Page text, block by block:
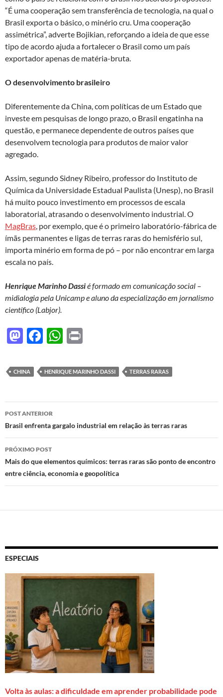
“É uma cooperação sem transferência de tecnologia, na qual o
Brasil exporta o básico, o minério cru. Uma cooperação
assimétrica”, adverte Bojikian, reforçando a ideia de que esse
tipo de acordo ajuda a fortalecer o Brasil como um país
exportador apenas de matéria-bruta.
O desenvolvimento brasileiro
Diferentemente da China, com políticas de um Estado que
investe em pesquisas de longo prazo, o Brasil engatinha na
questão, e permanece dependente de outros países que
desenvolvem tecnologia para produtos de maior valor
agregado.
Assim, segundo Sidney Ribeiro, professor do Instituto de
Química da Universidade Estadual Paulista (Unesp), no Brasil
há muito pouco investimento em processos de escala
laboratorial, atrasando o desenvolvimento industrial. O
MagBras, por exemplo, que é o primeiro laboratório-fábrica de
ímãs permanentes e ligas de terras raras do hemisfério sul,
importa minério em forma de pó – por não encontrar em larga
escala no país.
Henrique Marinho Dassié formado em comunicação social –
midialogia pela Unicamp e aluno da especialização em jornalismo
científico (Labjor).
M
to
d
o
n
F
e
b
o
o
k
W
at
s
A
p
nt
CHINA HENRIQUE MARINHO DASSI TERRAS RARAS
Navegação
de
posts
POST ANTERIOR
Brasil enfrenta gargalo industrial em relação às terras raras
PRÓXIMO POST
Mais do que elementos químicos: terras raras são ponto de encontro
entre ciência, economia e geopolítica
ESPECIAIS
Volta às aulas: a dificuldade em aprender probabilidade pode